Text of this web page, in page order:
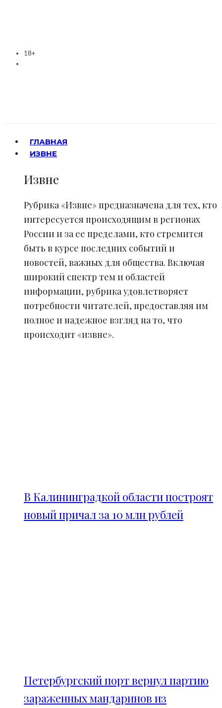
18+
ГЛАВНАЯ
ИЗВНЕ
Извне
Рубрика «Извне» предназначена для тех, кто
интересуется происходящим в регионах
России и за ее пределами, кто стремится
быть в курсе последних событий и
новостей, важных для общества. Включая
широкий спектр тем и областей
информации, рубрика удовлетворяет
потребности читателей, предоставляя им
полное и надежное взгляд на то, что
происходит «извне».
В Калининградкой области построят
новый причал за 10 млн рублей
Петербургский порт вернул партию
зараженных мандаринов из